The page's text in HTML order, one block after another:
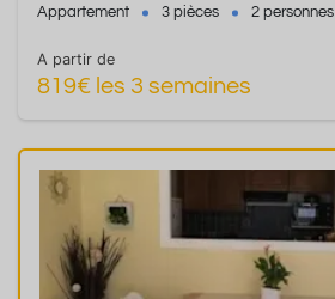
Appartement 3 pièces 2 personnes
A partir de
819€ les 3 semaines